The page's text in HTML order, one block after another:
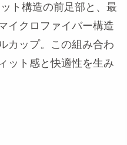
ト構造の前足部と、最
イクロファイバー構造
カップ。この組み合わ
ット感と快適性を生み